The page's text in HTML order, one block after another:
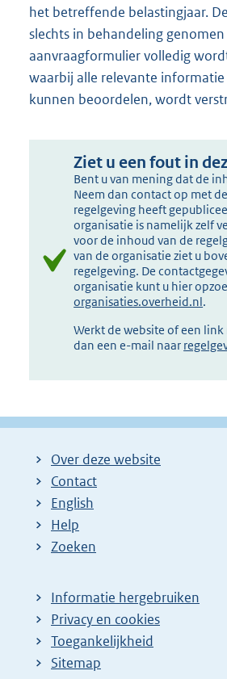
het betreffende belastingjaar.
slechts in behandeling
aanvraagformulier volledig
waarbij alle relevante
kunnen beoordelen, wordt
Ziet u een fout in
Bent u van mening dat de
Neem dan contact op met
regelgeving heeft
organisatie is namelijk zelf
voor de inhoud van de
van de organisatie ziet u
regelgeving. De
organisatie kunt u hier
organisaties.overheid.nl.
Werkt de website of een link
dan een e-mail naar
Over deze website
Contact
English
Help
Zoeken
Informatie hergebruiken
Privacy en cookies
Toegankelijkheid
Sitemap